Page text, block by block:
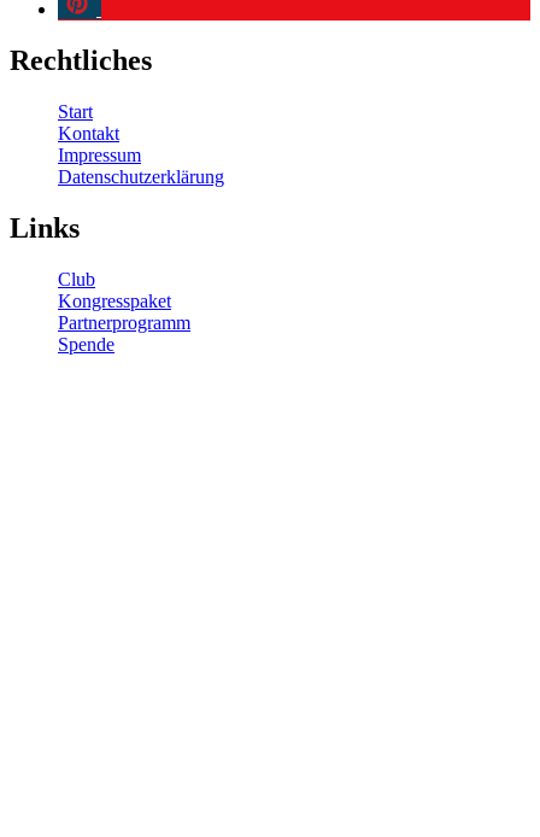
Rechtliches
Start
Kontakt
Impressum
Datenschutzerklärung
Links
Club
Kongresspaket
Partnerprogramm
Spende